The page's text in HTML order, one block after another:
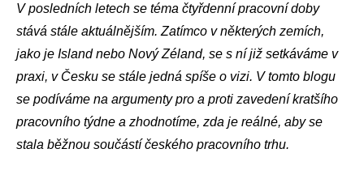
V posledních letech se téma čtyřdenní pracovní doby
stává stále aktuálnějším. Zatímco v některých zemích,
jako je Island nebo Nový Zéland, se s ní již setkáváme v
praxi, v Česku se stále jedná spíše o vizi. V tomto blogu
se podíváme na argumenty pro a proti zavedení kratšího
pracovního týdne a zhodnotíme, zda je reálné, aby se
stala běžnou součástí českého pracovního trhu.